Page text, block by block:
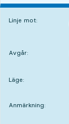
Linje mot:
Avgår:
Läge:
LÄGE,
,
Anmärkning: